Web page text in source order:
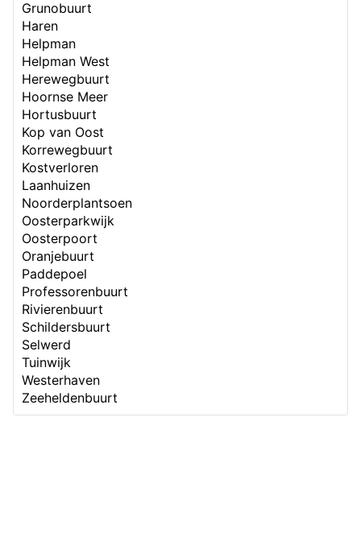
Grunobuurt
Haren
Helpman
Helpman West
Herewegbuurt
Hoornse Meer
Hortusbuurt
Kop van Oost
Korrewegbuurt
Kostverloren
Laanhuizen
Noorderplantsoen
Oosterparkwijk
Oosterpoort
Oranjebuurt
Paddepoel
Professorenbuurt
Rivierenbuurt
Schildersbuurt
Selwerd
Tuinwijk
Westerhaven
Zeeheldenbuurt